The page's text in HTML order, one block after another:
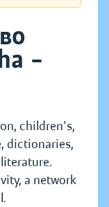
–
children's,
dictionaries,
a network